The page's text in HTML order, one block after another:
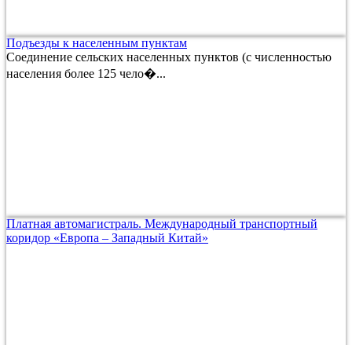
Подъезды к населенным пунктам
Соединение сельских населенных пунктов (с численностью
населения более 125 чело�...
Платная автомагистраль. Международный транспортный
коридор «Европа – Западный Китай»